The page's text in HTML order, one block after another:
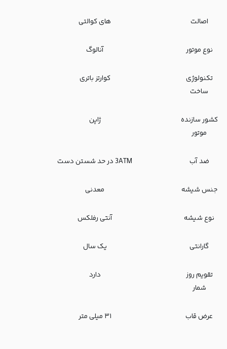
اصالت های کوالتی
نوع موتور آنالوگ
تکنولوژی
ساخت
کوارتز باتری
کشور سازنده
موتور
ژاپن
ضد آب 3ATM در حد شستن دست
جنس شیشه معدنی
نوع شیشه آنتی رفلکس
گارانتی یک سال
تقویم روز
شمار
دارد
عرض قاب ۳۱ میلی متر